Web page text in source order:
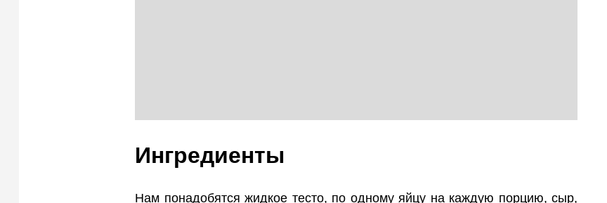
Ингредиенты
Нам понадобятся жидкое тесто, по одному яйцу на каждую порцию, сыр,